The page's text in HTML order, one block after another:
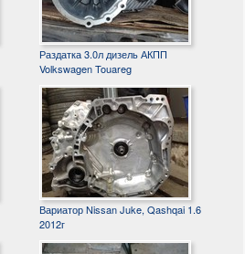
Раздатка 3.0л дизель АКПП
Volkswagen Touareg
Вариатор Nissan Juke, Qashqai 1.6
2012г